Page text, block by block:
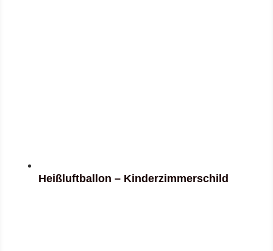
Heißluftballon – Kinderzimmerschild